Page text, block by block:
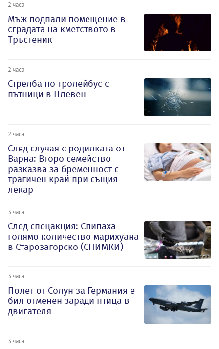
2 часа
Мъж подпали помещение в
сградата на кметството в
Тръстеник
2 часа
Стрелба по тролейбус с
пътници в Плевен
2 часа
След случая с родилката от
Варна: Второ семейство
разказва за бременност с
трагичен край при същия
лекар
3 часа
След спецакция: Спипаха
голямо количество марихуана
в Старозагорско (СНИМКИ)
3 часа
Полет от Солун за Германия е
бил отменен заради птица в
двигателя
3 часа